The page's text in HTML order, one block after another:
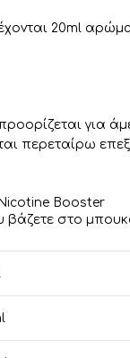
20ml
για
περεταίρω
Booster
βάζετε στο